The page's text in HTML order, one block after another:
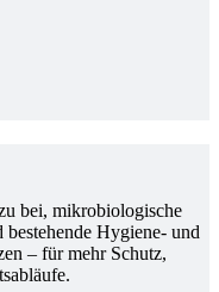
bei, mikrobiologische
Hygiene- und
– für mehr Schutz,